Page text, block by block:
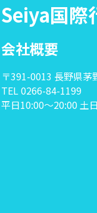
Seiya国際
会社概要
〒391-0013 長野県茅
TEL 0266-84-1199
平日10:00〜20:00 土